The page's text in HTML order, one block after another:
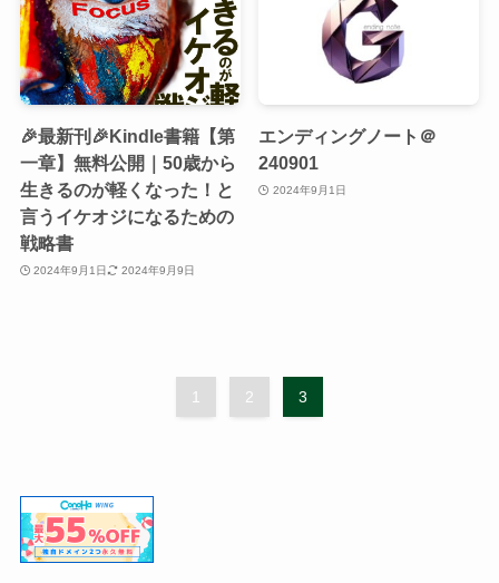
🎉最新刊🎉Kindle書籍【第
一章】無料公開｜50歳から
生きるのが軽くなった！と
言うイケオジになるための
戦略書
2024年9月1日 2024年9月9日
エンディングノート＠
240901
2024年9月1日
1 2 3